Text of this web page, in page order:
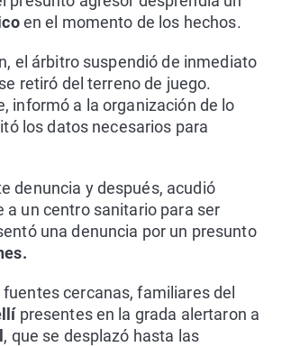
en el momento de los hechos.
el árbitro suspendió de inmediato
retiró del terreno de juego.
informó a la organización de lo
los datos necesarios para
denuncia y después, acudió
a un centro sanitario para ser
una denuncia por un presunto
cercanas, familiares del
presentes en la grada alertaron a
, que se desplazó hasta las